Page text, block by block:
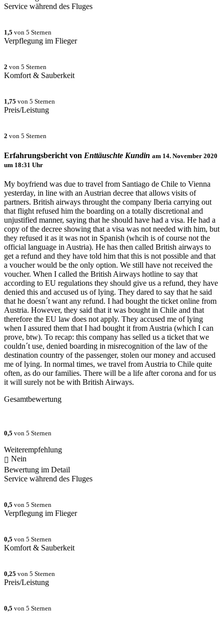
Service während des Fluges
1,5 von 5 Sternen
Verpflegung im Flieger
2 von 5 Sternen
Komfort & Sauberkeit
1,75 von 5 Sternen
Preis/Leistung
2 von 5 Sternen
Erfahrungsbericht von Enttäuschte Kundin am 14. November 2020
um 18:31 Uhr
My boyfriend was due to travel from Santiago de Chile to Vienna
yesterday, in line with an Austrian decree that allows visits of
partners. British airways throught the company Iberia carrying out
that flight refused him the boarding on a totally discretional and
unjustified manner, saying that he should have had a visa. He had a
copy of the decree showing that a visa was not needed with him, but
they refused it as it was not in Spanish (whcih is of course not the
official language in Austria). He has then called British airways to
get a refund and they have told him that this is not possible and that
a voucher would be the only option. We still have not received the
voucher. When I called the British Airways hotline to say that
according to EU regulations they should give us a refund, they have
denied this and accused us of lying. They dared to say that he said
that he doesn´t want any refund. I had bought the ticket online from
Austria. However, they said that it was bought in Chile and that
therefore the EU law does not apply. They accused me of lying
when I assured them that I had bought it from Austria (which I can
prove, btw). To recap: this company has selled us a ticket that we
couldn´t use, denied boarding in misrecognition of the law of the
destination country of the passenger, stolen our money and accused
me of lying. In normal times, we travel from Austria to Chile quite
often, as do our families. There will be a life after corona and for us
it will surely not be with British Airways.
Gesamtbewertung
0,5 von 5 Sternen
Weiterempfehlung
Nein
Bewertung im Detail
Service während des Fluges
0,5 von 5 Sternen
Verpflegung im Flieger
0,5 von 5 Sternen
Komfort & Sauberkeit
0,25 von 5 Sternen
Preis/Leistung
0,5 von 5 Sternen